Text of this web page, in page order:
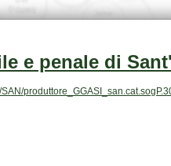
e penale di